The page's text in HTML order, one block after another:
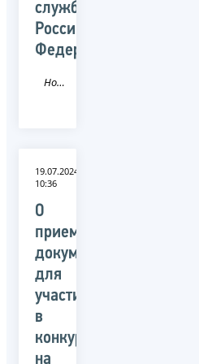
службы
Российской
Федерации
Новость
19.07.2024
10:36
О
приеме
документов
для
участия
в
конкурсе
на